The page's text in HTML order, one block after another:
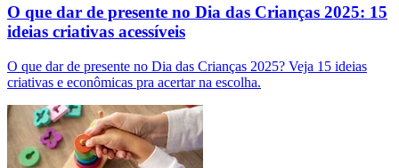
O que dar de presente no Dia das Crianças 2025: 15
ideias criativas acessíveis
O que dar de presente no Dia das Crianças 2025? Veja 15 ideias
criativas e econômicas pra acertar na escolha.